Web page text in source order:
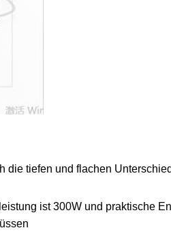
tiefen und flachen
ist 300W und praktische